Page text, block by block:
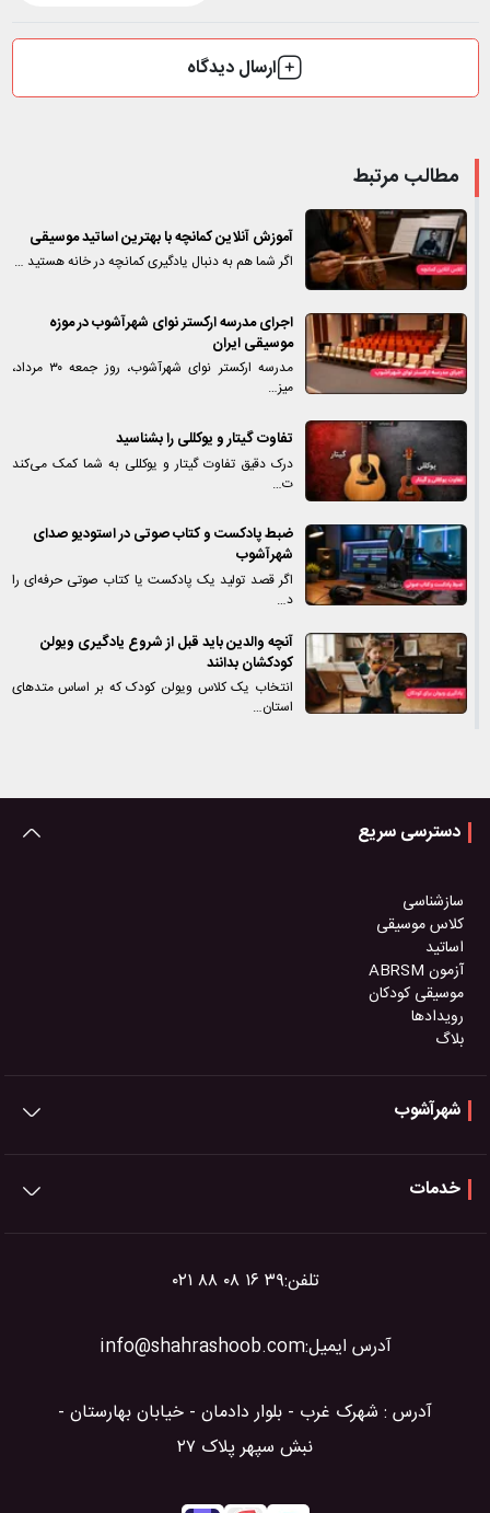
ارسال دیدگاه
مطالب مرتبط
آموزش آنلاین کمانچه با بهترین اساتید موسیقی
اگر شما هم به دنبال یادگیری کمانچه در خانه هستید …
اجرای مدرسه ارکستر نوای شهرآشوب در موزه
موسیقی ایران
مدرسه ارکستر نوای شهرآشوب، روز جمعه ۳۰ مرداد،
میز…
تفاوت گیتار و یوکللی را بشناسید
درک دقیق تفاوت گیتار و یوکللی به شما کمک می‌کند
ت…
ضبط پادکست و کتاب صوتی در استودیو صدای
شهرآشوب
اگر قصد تولید یک پادکست یا کتاب صوتی حرفه‌ای را
د…
آنچه والدین باید قبل از شروع یادگیری ویولن
کودکشان بدانند
انتخاب یک کلاس ویولن کودک که بر اساس متدهای
استان…
تلفن:۰۲۱ ۸۸ ۰۸ ۱۶ ۳۹
آدرس ایمیل:info@shahrashoob.com
آدرس : شهرک غرب - بلوار دادمان - خیابان بهارستان -
نبش سپهر پلاک ۲۷
دسترسی سریع
سازشناسی
کلاس موسیقی
اساتید
آزمون ABRSM
موسیقی کودکان
رویدادها
بلاگ
شهرآشوب
خدمات